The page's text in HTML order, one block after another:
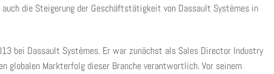
auch die Steigerung der Geschäftstätigkeit von Dassault Systèmes in
bei Dassault Systèmes. Er war zunächst als Sales Director Industry
globalen Markterfolg dieser Branche verantwortlich. Vor seinem